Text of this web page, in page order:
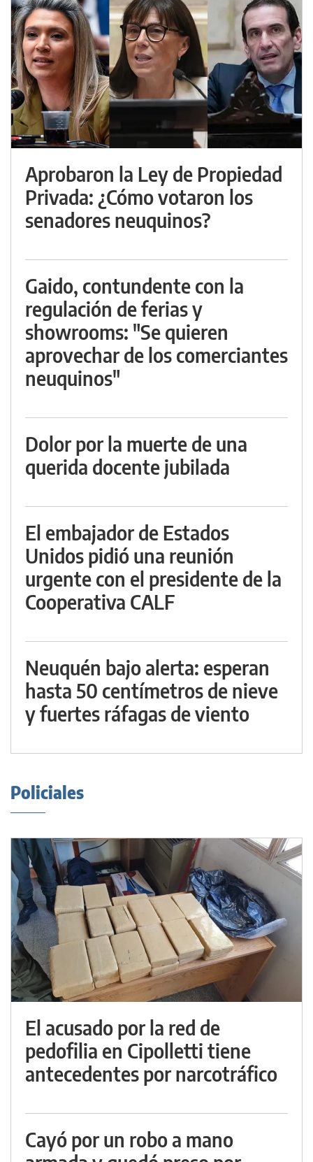
Aprobaron la Ley de Propiedad
Privada: ¿Cómo votaron los
senadores neuquinos?
Gaido, contundente con la
regulación de ferias y
showrooms: "Se quieren
aprovechar de los comerciantes
neuquinos"
Dolor por la muerte de una
querida docente jubilada
El embajador de Estados
Unidos pidió una reunión
urgente con el presidente de la
Cooperativa CALF
Neuquén bajo alerta: esperan
hasta 50 centímetros de nieve
y fuertes ráfagas de viento
Policiales
El acusado por la red de
pedofilia en Cipolletti tiene
antecedentes por narcotráfico
Cayó por un robo a mano